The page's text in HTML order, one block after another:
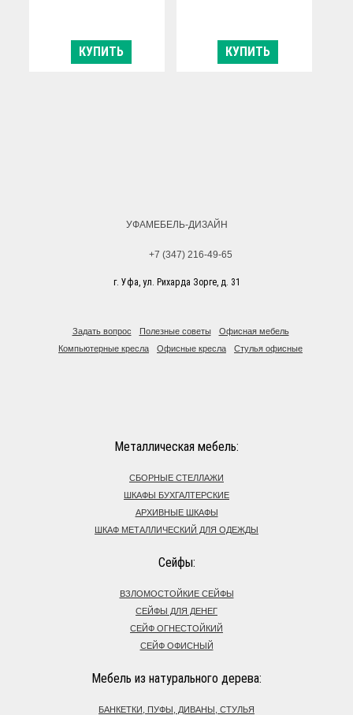
КУПИТЬ КУПИТЬ
УФАМЕБЕЛЬ-ДИЗАЙН
+7 (347) 216-49-65
г. Уфа, ул. Рихарда Зорге, д. 31
Задать вопрос Полезные советы
Офисная мебель
Компьютерные кресла
Офисные кресла Стулья офисные
Металлическая мебель:
СБОРНЫЕ СТЕЛЛАЖИ
ШКАФЫ БУХГАЛТЕРСКИЕ
АРХИВНЫЕ ШКАФЫ
ШКАФ МЕТАЛЛИЧЕСКИЙ ДЛЯ ОДЕЖДЫ
Сейфы:
ВЗЛОМОСТОЙКИЕ СЕЙФЫ
СЕЙФЫ ДЛЯ ДЕНЕГ
СЕЙФ ОГНЕСТОЙКИЙ
СЕЙФ ОФИСНЫЙ
Мебель из натурального дерева:
БАНКЕТКИ, ПУФЫ, ДИВАНЫ, СТУЛЬЯ